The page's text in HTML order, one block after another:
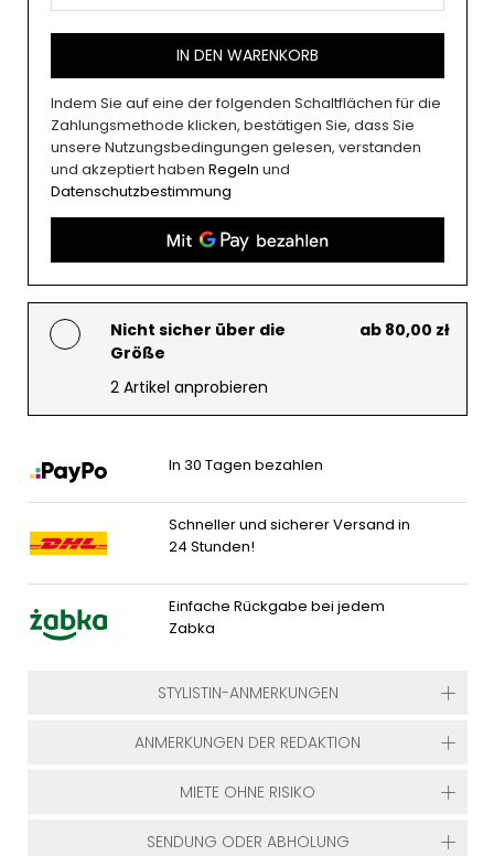
IN DEN WARENKORB
Indem Sie auf eine der folgenden Schaltflächen für die
Zahlungsmethode klicken, bestätigen Sie, dass Sie
unsere Nutzungsbedingungen gelesen, verstanden
und akzeptiert haben Regeln und
Datenschutzbestimmung
Nicht sicher über die
Größe
ab 80,00 zł
2 Artikel anprobieren
In 30 Tagen bezahlen
Schneller und sicherer Versand in
24 Stunden!
Einfache Rückgabe bei jedem
Zabka
STYLISTIN-ANMERKUNGEN
ANMERKUNGEN DER REDAKTION
MIETE OHNE RISIKO
SENDUNG ODER ABHOLUNG